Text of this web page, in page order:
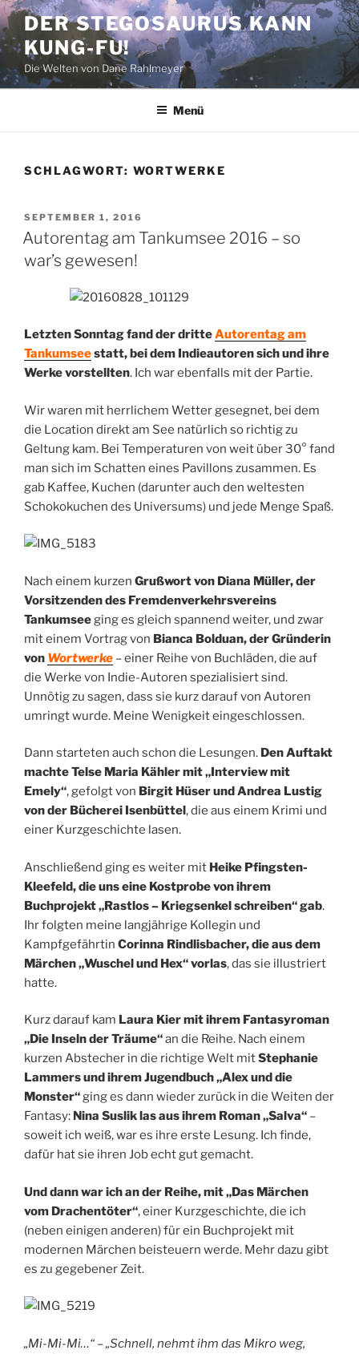
Zum
Inhalt
springen
DER STEGOSAURUS KANN
KUNG-FU!
Die Welten von Dane Rahlmeyer
Menü
SCHLAGWORT: WORTWERKE
VERÖFFENTLICHT
AM
SEPTEMBER 1, 2016
Autorentag am Tankumsee 2016 – so
war’s gewesen!
Letzten Sonntag fand der dritteAutorentag am
Tankumseestatt, bei dem Indieautoren sich und ihre
Werke vorstellten. Ich war ebenfalls mit der Partie.
Wir waren mit herrlichem Wetter gesegnet, bei dem
die Location direkt am See natürlich so richtig zu
Geltung kam. Bei Temperaturen von weit über 30° fand
man sich im Schatten eines Pavillons zusammen. Es
gab Kaffee, Kuchen (darunter auch den weltesten
Schokokuchen des Universums) und jede Menge Spaß.
Nach einem kurzen Grußwort von Diana Müller, der
Vorsitzenden des Fremdenverkehrsvereins
Tankumseeging es gleich spannend weiter, und zwar
mit einem Vortrag von Bianca Bolduan, der Gründerin
von Wortwerke – einer Reihe von Buchläden, die auf
die Werke von Indie-Autoren spezialisiert sind.
Unnötig zu sagen, dass sie kurz darauf von Autoren
umringt wurde. Meine Wenigkeit eingeschlossen.
Dann starteten auch schon die Lesungen. Den Auftakt
machte Telse Maria Kähler mit „Interview mit
Emely“, gefolgt von Birgit Hüser und Andrea Lustig
von der Bücherei Isenbüttel, die aus einem Krimi und
einer Kurzgeschichte lasen.
Anschließend ging es weiter mit Heike Pfingsten-
Kleefeld, die uns eine Kostprobe von ihrem
Buchprojekt „Rastlos – Kriegsenkel schreiben“ gab.
Ihr folgten meine langjährige Kollegin und
Kampfgefährtin Corinna Rindlisbacher, die aus dem
Märchen „Wuschel und Hex“ vorlas, das sie illustriert
hatte.
Kurz darauf kam Laura Kier mit ihrem Fantasyroman
„Die Inseln der Träume“an die Reihe. Nach einem
kurzen Abstecher in die richtige Welt mitStephanie
Lammers und ihrem Jugendbuch „Alex und die
Monster“ging es dann wieder zurück in die Weiten der
Fantasy: Nina Suslik las aus ihrem Roman „Salva“ –
soweit ich weiß, war es ihre erste Lesung. Ich finde,
dafür hat sie ihren Job echt gut gemacht.
Und dann war ich an der Reihe, mit „Das Märchen
vom Drachentöter“, einer Kurzgeschichte, die ich
(neben einigen anderen) für ein Buchprojekt mit
modernen Märchen beisteuern werde. Mehr dazu gibt
es zu gegebener Zeit.
„Mi-Mi-Mi…“ – „Schnell, nehmt ihm das Mikro weg,